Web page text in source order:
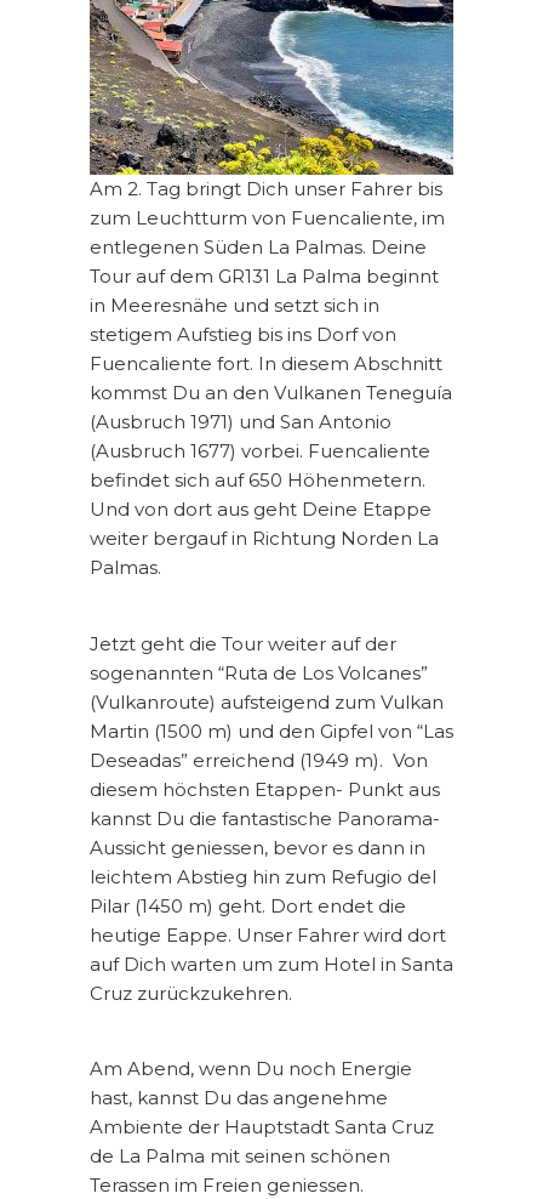
Am 2. Tag bringt Dich unser Fahrer bis
zum Leuchtturm von Fuencaliente, im
entlegenen Süden La Palmas. Deine
Tour auf dem GR131 La Palma beginnt
in Meeresnähe und setzt sich in
stetigem Aufstieg bis ins Dorf von
Fuencaliente fort. In diesem Abschnitt
kommst Du an den Vulkanen Teneguía
(Ausbruch 1971) und San Antonio
(Ausbruch 1677) vorbei. Fuencaliente
befindet sich auf 650 Höhenmetern.
Und von dort aus geht Deine Etappe
weiter bergauf in Richtung Norden La
Palmas.
Jetzt geht die Tour weiter auf der
sogenannten “Ruta de Los Volcanes”
(Vulkanroute) aufsteigend zum Vulkan
Martin (1500 m) und den Gipfel von “Las
Deseadas” erreichend (1949 m). Von
diesem höchsten Etappen- Punkt aus
kannst Du die fantastische Panorama-
Aussicht geniessen, bevor es dann in
leichtem Abstieg hin zum Refugio del
Pilar (1450 m) geht. Dort endet die
heutige Eappe. Unser Fahrer wird dort
auf Dich warten um zum Hotel in Santa
Cruz zurückzukehren.
Am Abend, wenn Du noch Energie
hast, kannst Du das angenehme
Ambiente der Hauptstadt Santa Cruz
de La Palma mit seinen schönen
Terassen im Freien geniessen.